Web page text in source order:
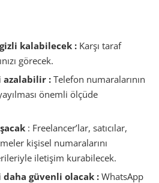
kalabilecek : Karşı taraf
görecek.
azalabilir : Telefon numaralarının
önemli ölçüde
: Freelancer’lar, satıcılar,
kişisel numaralarını
iletişim kurabilecek.
güvenli olacak : WhatsApp